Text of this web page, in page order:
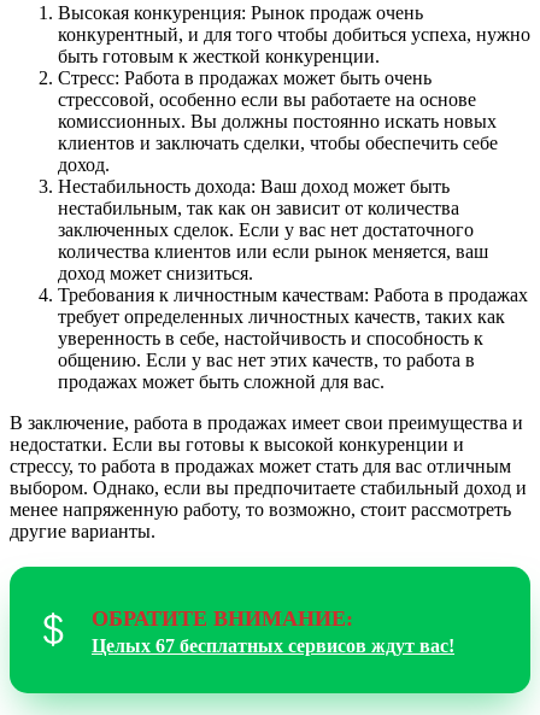
Высокая конкуренция: Рынок продаж очень
конкурентный, и для того чтобы добиться успеха, нужно
быть готовым к жесткой конкуренции.
Стресс: Работа в продажах может быть очень
стрессовой, особенно если вы работаете на основе
комиссионных. Вы должны постоянно искать новых
клиентов и заключать сделки, чтобы обеспечить себе
доход.
Нестабильность дохода: Ваш доход может быть
нестабильным, так как он зависит от количества
заключенных сделок. Если у вас нет достаточного
количества клиентов или если рынок меняется, ваш
доход может снизиться.
Требования к личностным качествам: Работа в продажах
требует определенных личностных качеств, таких как
уверенность в себе, настойчивость и способность к
общению. Если у вас нет этих качеств, то работа в
продажах может быть сложной для вас.
В заключение, работа в продажах имеет свои преимущества и
недостатки. Если вы готовы к высокой конкуренции и
стрессу, то работа в продажах может стать для вас отличным
выбором. Однако, если вы предпочитаете стабильный доход и
менее напряженную работу, то возможно, стоит рассмотреть
другие варианты.
ОБРАТИТЕ ВНИМАНИЕ:
Целых 67 бесплатных сервисов ждут вас!